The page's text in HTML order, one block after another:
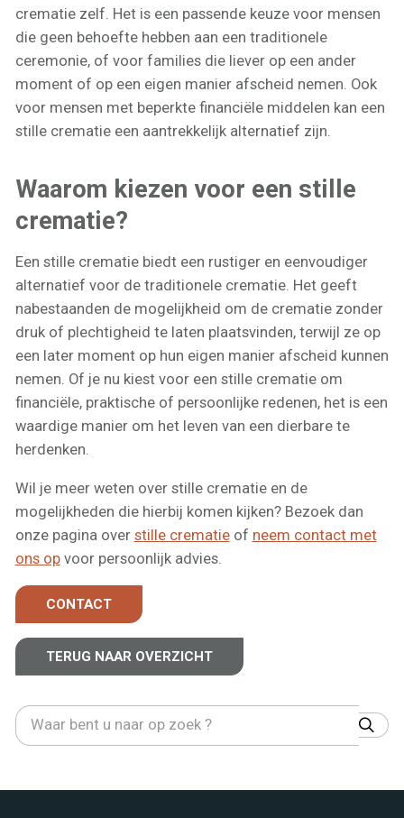
crematie zelf. Het is een passende keuze voor mensen
die geen behoefte hebben aan een traditionele
ceremonie, of voor families die liever op een ander
moment of op een eigen manier afscheid nemen. Ook
voor mensen met beperkte financiële middelen kan een
stille crematie een aantrekkelijk alternatief zijn.
Waarom kiezen voor een stille
crematie?
Een stille crematie biedt een rustiger en eenvoudiger
alternatief voor de traditionele crematie. Het geeft
nabestaanden de mogelijkheid om de crematie zonder
druk of plechtigheid te laten plaatsvinden, terwijl ze op
een later moment op hun eigen manier afscheid kunnen
nemen. Of je nu kiest voor een stille crematie om
financiële, praktische of persoonlijke redenen, het is een
waardige manier om het leven van een dierbare te
herdenken.
Wil je meer weten over stille crematie en de
mogelijkheden die hierbij komen kijken? Bezoek dan
onze pagina over stille crematieof neem contact met
ons opvoor persoonlijk advies.
CONTACT
TERUG NAAR OVERZICHT